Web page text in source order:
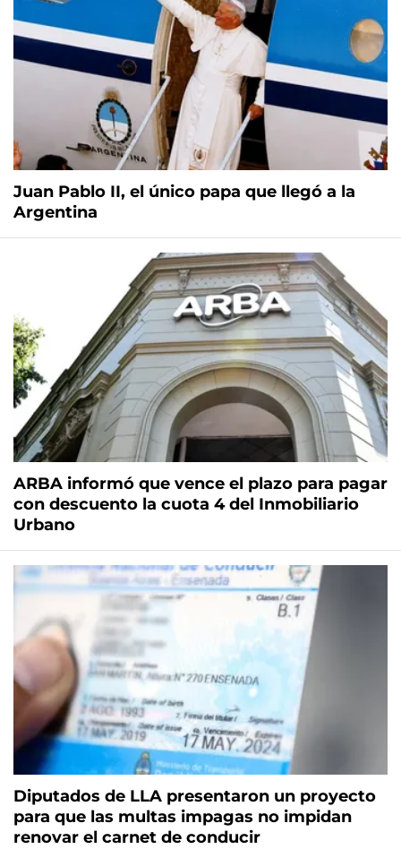
Juan Pablo II, el único papa que llegó a la
Argentina
ARBA informó que vence el plazo para pagar
con descuento la cuota 4 del Inmobiliario
Urbano
Diputados de LLA presentaron un proyecto
para que las multas impagas no impidan
renovar el carnet de conducir